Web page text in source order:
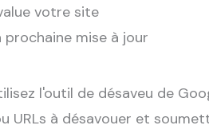
votre site
mise à jour
l'outil de désaveu de
URLs à désavouer et